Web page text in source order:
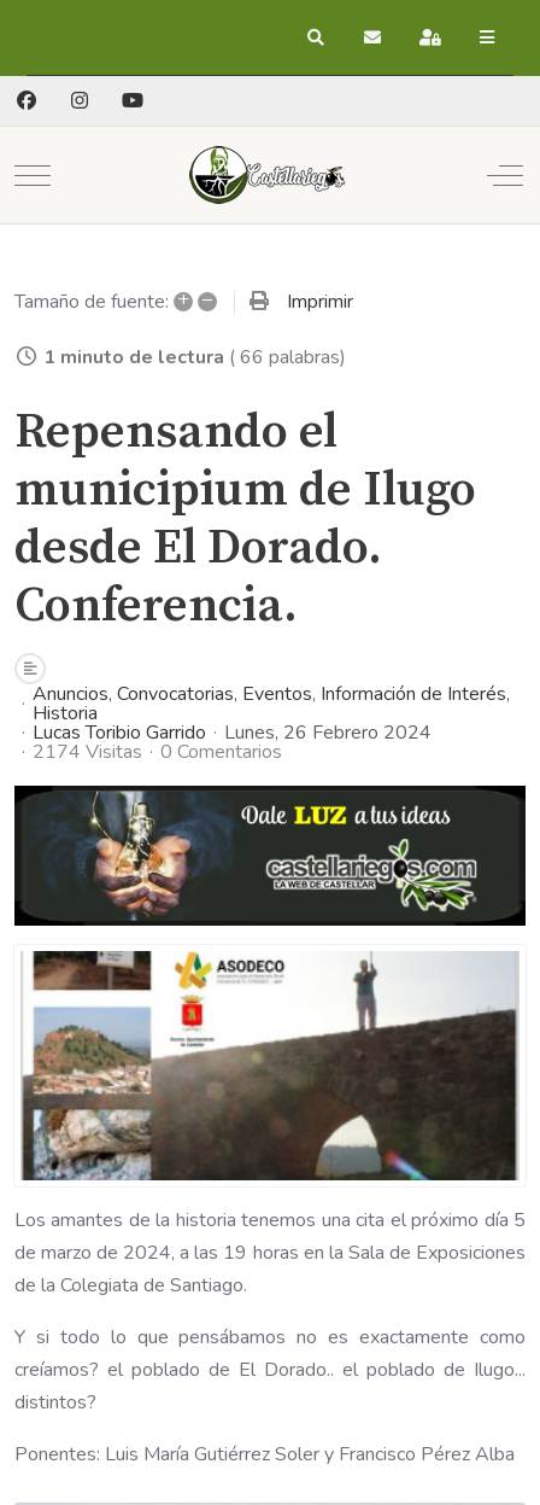
BuscarSuscribirse a las
Registrarse
Mobile Menu Toggle
Tamaño de fuente: + – Imprimir
1 minuto de lectura ( 66 palabras)
Repensando el
municipium de Ilugo
desde El Dorado.
Conferencia.
Anuncios Convocatorias Eventos Información de Interés
Historia
Lucas Toribio Garrido Lunes, 26 Febrero 2024
2174 Visitas 0 Comentarios
Los amantes de la historia tenemos una cita el próximo día 5
de marzo de 2024, a las 19 horas en la Sala de Exposiciones
de la Colegiata de Santiago.
Y si todo lo que pensábamos no es exactamente como
creíamos? el poblado de El Dorado.. el poblado de Ilugo...
distintos?
Ponentes: Luis María Gutiérrez Soler y Francisco Pérez Alba